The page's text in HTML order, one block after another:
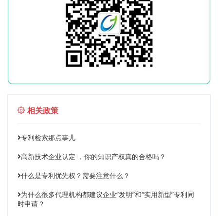
相关政策
专利检索那点事儿
高新技术企业认定 ，你的知识产权真的合格吗？
什么是专利优先权？需要注意什么？
为什么很多代理机构都建议企业“发明”和“实用新型”专利同
时申请？